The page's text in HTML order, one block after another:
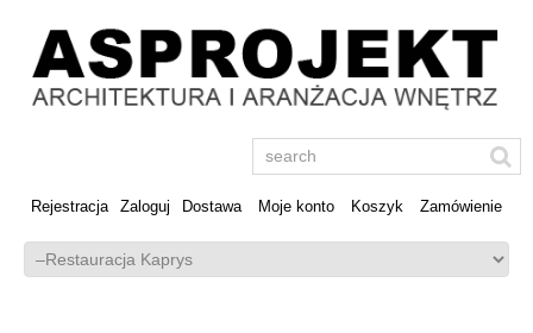
Rejestracja Zaloguj Dostawa Moje konto Koszyk Zamówienie